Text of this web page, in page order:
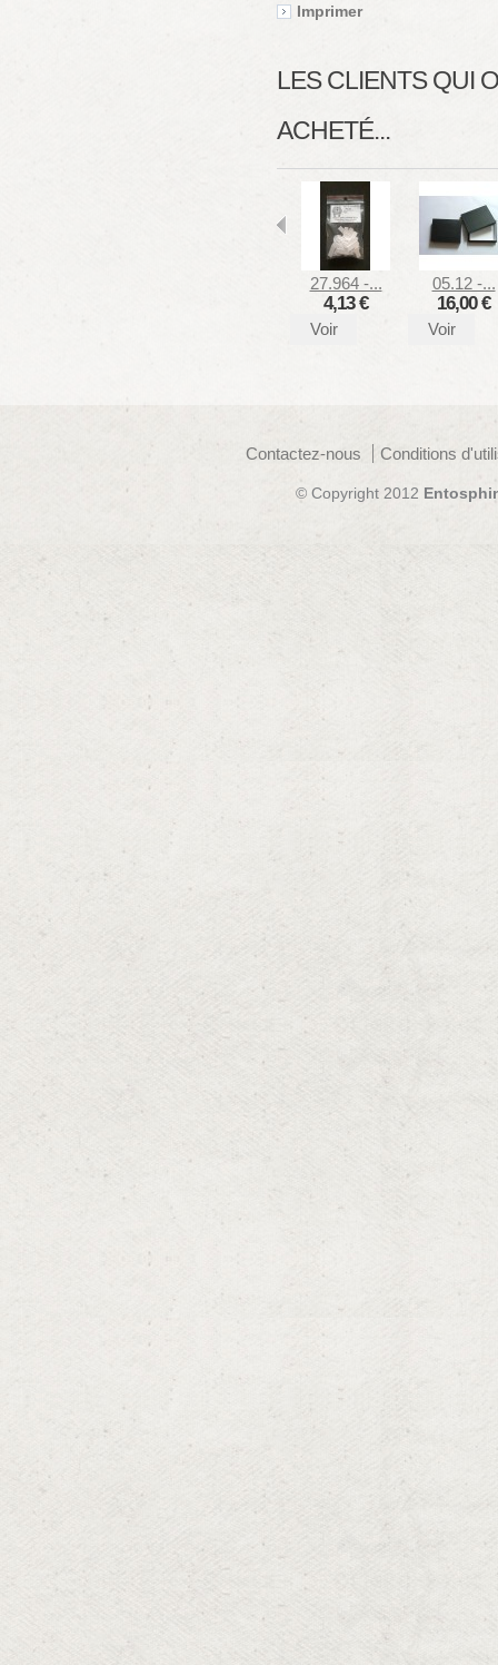
Imprimer
LES CLIENTS QUI
ACHETÉ...
27.964 -...
4,13 €
Voir
05.12 -...
16,00 €
Voir
Contactez-nous Conditions
© Copyright 2012